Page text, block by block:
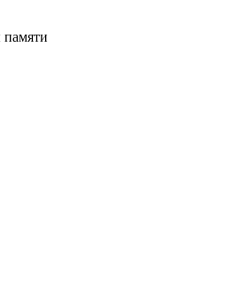
памяти